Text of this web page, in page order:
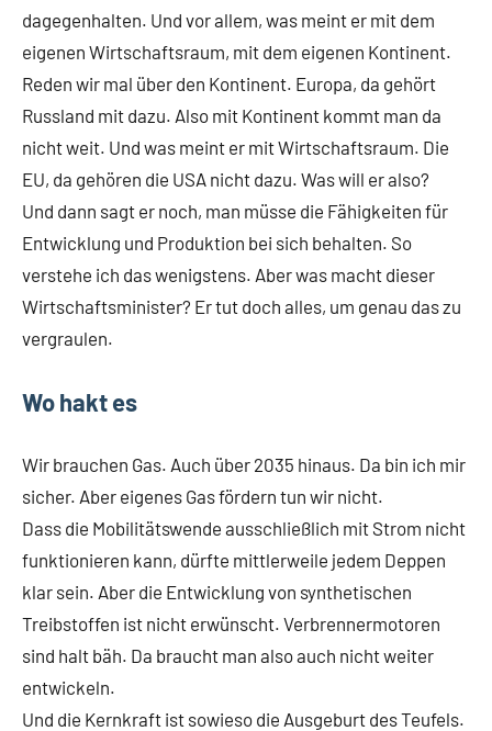
dagegenhalten. Und vor allem, was meint er mit dem
eigenen Wirtschaftsraum, mit dem eigenen Kontinent.
Reden wir mal über den Kontinent. Europa, da gehört
Russland mit dazu. Also mit Kontinent kommt man da
nicht weit. Und was meint er mit Wirtschaftsraum. Die
EU, da gehören die USA nicht dazu. Was will er also?
Und dann sagt er noch, man müsse die Fähigkeiten für
Entwicklung und Produktion bei sich behalten. So
verstehe ich das wenigstens. Aber was macht dieser
Wirtschaftsminister? Er tut doch alles, um genau das zu
vergraulen.
Wo hakt es
Wir brauchen Gas. Auch über 2035 hinaus. Da bin ich mir
sicher. Aber eigenes Gas fördern tun wir nicht.
Dass die Mobilitätswende ausschließlich mit Strom nicht
funktionieren kann, dürfte mittlerweile jedem Deppen
klar sein. Aber die Entwicklung von synthetischen
Treibstoffen ist nicht erwünscht. Verbrennermotoren
sind halt bäh. Da braucht man also auch nicht weiter
entwickeln.
Und die Kernkraft ist sowieso die Ausgeburt des Teufels.